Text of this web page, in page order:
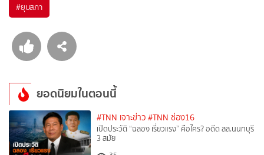
#ยุบสภา
ยอดนิยมในตอนนี้
#TNN เจาะข่าว #TNN ช่อง16
เปิดประวัติ “ฉลอง เรี่ยวแรง” คือใคร? อดีต สส.นนทบุรี
3 สมัย